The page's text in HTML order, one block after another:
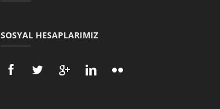
SOSYAL HESAPLARIMIZ